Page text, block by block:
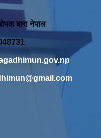
बारा नेपाल